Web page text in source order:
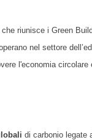
che riunisce i Green
nel settore
l'economia
di carbonio legate